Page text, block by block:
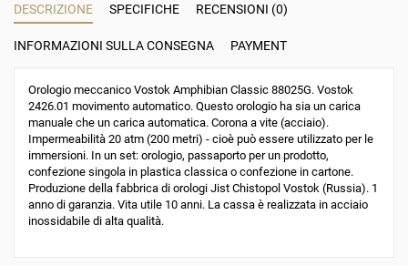
DESCRIZIONE SPECIFICHE RECENSIONI (0)
INFORMAZIONI SULLA CONSEGNA PAYMENT
Orologio meccanico Vostok Amphibian Classic 88025G. Vostok
2426.01 movimento automatico. Questo orologio ha sia un carica
manuale che un carica automatica. Corona a vite (acciaio).
Impermeabilità 20 atm (200 metri) - cioè può essere utilizzato per le
immersioni. In un set: orologio, passaporto per un prodotto,
confezione singola in plastica classica o confezione in cartone.
Produzione della fabbrica di orologi Jist Chistopol Vostok (Russia). 1
anno di garanzia. Vita utile 10 anni. La cassa è realizzata in acciaio
inossidabile di alta qualità.